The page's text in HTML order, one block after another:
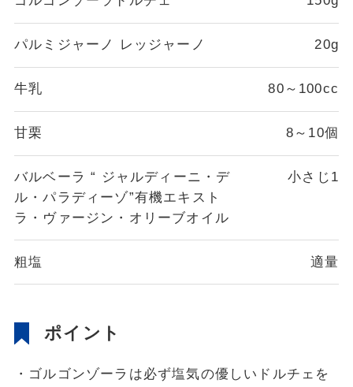
パルミジャーノ レッジャーノ 20g
牛乳 80～100cc
甘栗 8～10個
バルベーラ “ ジャルディーニ・デ
ル・パラディーゾ”有機エキスト
ラ・ヴァージン・オリーブオイル
小さじ1
粗塩 適量
ポイント
・ゴルゴンゾーラは必ず塩気の優しいドルチェを